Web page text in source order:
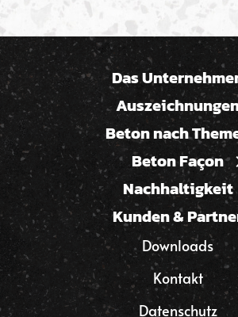
Das
Beton nach
Beton Façon
Nachhaltigkeit
Kunden &
Downloads
Kontakt
Datenschutz